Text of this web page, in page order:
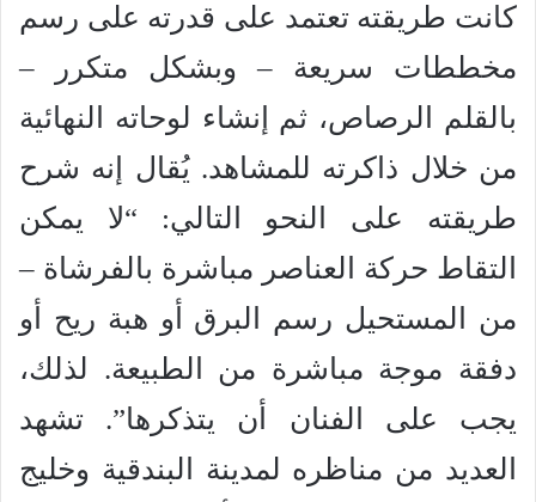
كانت طريقته تعتمد على قدرته على رسم
مخططات سريعة – وبشكل متكرر –
بالقلم الرصاص، ثم إنشاء لوحاته النهائية
من خلال ذاكرته للمشاهد. يُقال إنه شرح
طريقته على النحو التالي: “لا يمكن
التقاط حركة العناصر مباشرة بالفرشاة –
من المستحيل رسم البرق أو هبة ريح أو
دفقة موجة مباشرة من الطبيعة. لذلك،
يجب على الفنان أن يتذكرها”. تشهد
العديد من مناظره لمدينة البندقية وخليج